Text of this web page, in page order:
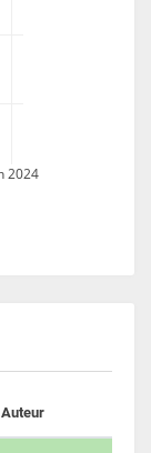
2024
Auteur